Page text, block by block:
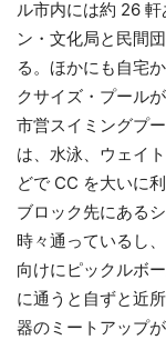
ル市内には約 26
ン・文化局と民間
る。ほかにも自宅
クサイズ・プール
市営スイミングプ
は、水泳、ウェイ
どで CC を大いに
ブロック先にある
時々通っているし
向けにピックルボ
に通うと自ずと近
器のミートアップ